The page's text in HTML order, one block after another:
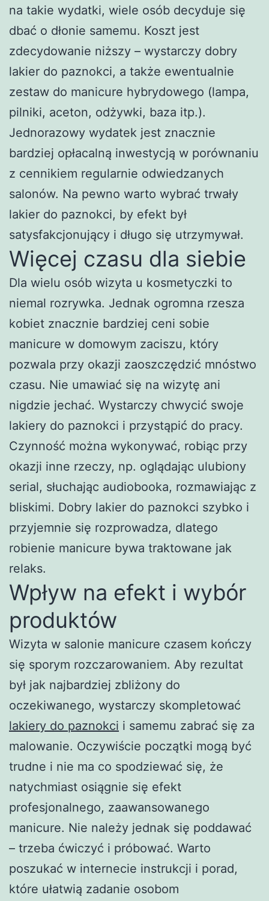
na takie wydatki, wiele osób decyduje się
dbać o dłonie samemu. Koszt jest
zdecydowanie niższy – wystarczy dobry
lakier do paznokci, a także ewentualnie
zestaw do manicure hybrydowego (lampa,
pilniki, aceton, odżywki, baza itp.).
Jednorazowy wydatek jest znacznie
bardziej opłacalną inwestycją w porównaniu
z cennikiem regularnie odwiedzanych
salonów. Na pewno warto wybrać trwały
lakier do paznokci, by efekt był
satysfakcjonujący i długo się utrzymywał.
Więcej czasu dla siebie
Dla wielu osób wizyta u kosmetyczki to
niemal rozrywka. Jednak ogromna rzesza
kobiet znacznie bardziej ceni sobie
manicure w domowym zaciszu, który
pozwala przy okazji zaoszczędzić mnóstwo
czasu. Nie umawiać się na wizytę ani
nigdzie jechać. Wystarczy chwycić swoje
lakiery do paznokci i przystąpić do pracy.
Czynność można wykonywać, robiąc przy
okazji inne rzeczy, np. oglądając ulubiony
serial, słuchając audiobooka, rozmawiając z
bliskimi. Dobry lakier do paznokci szybko i
przyjemnie się rozprowadza, dlatego
robienie manicure bywa traktowane jak
relaks.
Wpływ na efekt i wybór
produktów
Wizyta w salonie manicure czasem kończy
się sporym rozczarowaniem. Aby rezultat
był jak najbardziej zbliżony do
oczekiwanego, wystarczy skompletować
lakiery do paznokci i samemu zabrać się za
malowanie. Oczywiście początki mogą być
trudne i nie ma co spodziewać się, że
natychmiast osiągnie się efekt
profesjonalnego, zaawansowanego
manicure. Nie należy jednak się poddawać
– trzeba ćwiczyć i próbować. Warto
poszukać w internecie instrukcji i porad,
które ułatwią zadanie osobom